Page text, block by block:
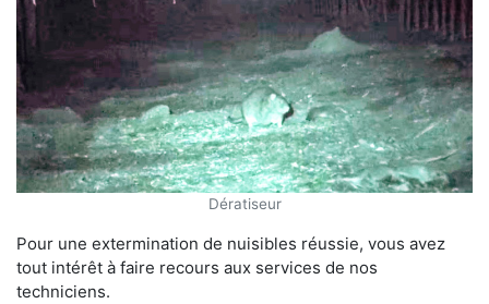
Dératiseur
Pour une extermination de nuisibles réussie, vous avez
tout intérêt à faire recours aux services de nos
techniciens.